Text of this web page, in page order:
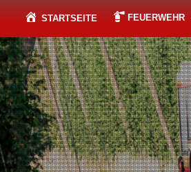
STARTSEITE FEUERWEHR